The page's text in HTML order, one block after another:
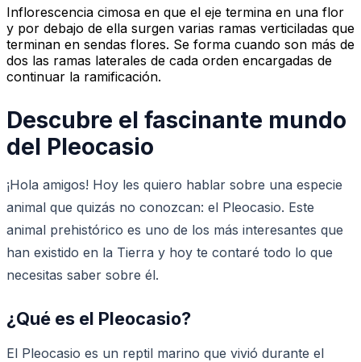
Inflorescencia cimosa en que el eje termina en una flor
y por debajo de ella surgen varias ramas verticiladas que
terminan en sendas flores. Se forma cuando son más de
dos las ramas laterales de cada orden encargadas de
continuar la ramificación.
Descubre el fascinante mundo
del Pleocasio
¡Hola amigos! Hoy les quiero hablar sobre una especie
animal que quizás no conozcan: el Pleocasio. Este
animal prehistórico es uno de los más interesantes que
han existido en la Tierra y hoy te contaré todo lo que
necesitas saber sobre él.
¿Qué es el Pleocasio?
El Pleocasio es un reptil marino que vivió durante el